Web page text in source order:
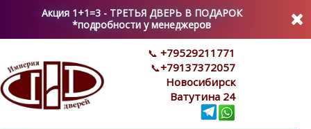
Акция 1+1=3 - ТРЕТЬЯ ДВЕРЬ В ПОДАРОК
*подробности у менеджеров
+79529211771
+79137372057
Новосибирск
Ватутина 24